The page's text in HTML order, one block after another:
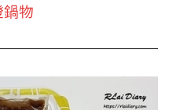
鍋物